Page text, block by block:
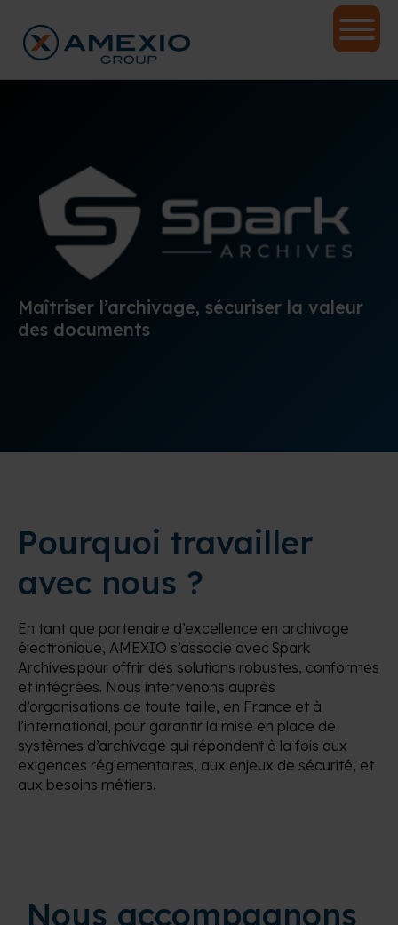
Maîtriser l’archivage, sécuriser la valeur
des documents
Pourquoi travailler
avec nous ?
En tant que partenaire d’excellence en archivage
électronique, AMEXIO s’associe avec Spark
Archives pour offrir des solutions robustes, conformes
et intégrées. Nous intervenons auprès
d’organisations de toute taille, en France et à
l’international, pour garantir la mise en place de
systèmes d’archivage qui répondent à la fois aux
exigences réglementaires, aux enjeux de sécurité, et
aux besoins métiers.
Nous accompagnons